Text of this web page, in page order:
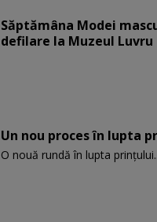
Săptămâna Modei
defilare la Muzeul Luvru
Un nou proces în lupta
O nouă rundă în lupta